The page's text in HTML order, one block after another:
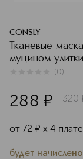
CONSLY
Тканевые
муцином улитки
(0)
288 ¤ 320
от 72 ¤ х 4
будет начислено